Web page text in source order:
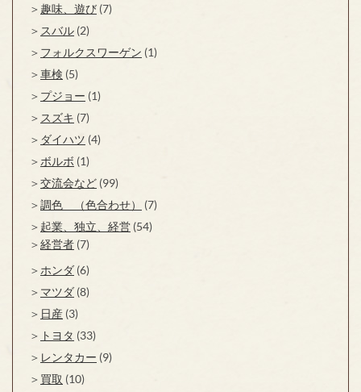
趣味、遊び (7)
スバル (2)
フォルクスワーゲン (1)
車検 (5)
プジョー (1)
スズキ (7)
ダイハツ (4)
ボルボ (1)
交流会など (99)
調色 （色合わせ）
(7)
起業、独立、経営 (54)
経営者 (7)
ホンダ (6)
マツダ (8)
日産 (3)
トヨタ (33)
レンタカー (9)
買取 (10)